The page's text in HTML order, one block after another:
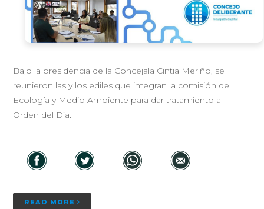
Bajo la presidencia de la Concejala Cintia Meriño, se
reunieron las y los ediles que integran la comisión de
Ecología y Medio Ambiente para dar tratamiento al
Orden del Día.
READ MORE